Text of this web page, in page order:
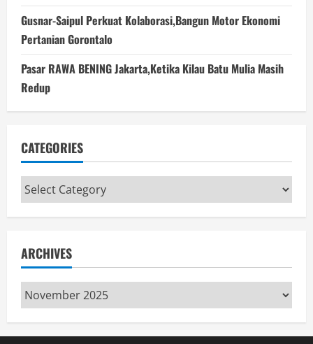
Gusnar-Saipul Perkuat Kolaborasi,Bangun Motor Ekonomi
Pertanian Gorontalo
Pasar RAWA BENING Jakarta,Ketika Kilau Batu Mulia Masih
Redup
CATEGORIES
Categories
ARCHIVES
Archives